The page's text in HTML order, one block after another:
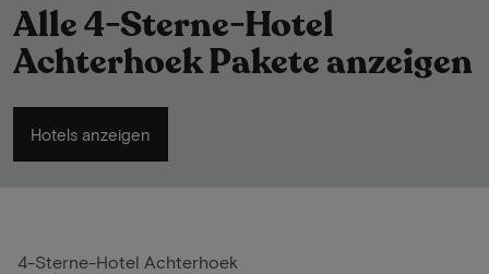
Alle 4-Sterne-Hotel
Achterhoek Pakete anzeigen
Hotels anzeigen
4-Sterne-Hotel Achterhoek